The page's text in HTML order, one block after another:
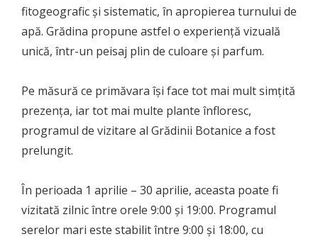
fitogeografic și sistematic, în apropierea turnului de
apă. Grădina propune astfel o experiență vizuală
unică, într-un peisaj plin de culoare și parfum.
Pe măsură ce primăvara își face tot mai mult simțită
prezența, iar tot mai multe plante înfloresc,
programul de vizitare al Grădinii Botanice a fost
prelungit.
În perioada 1 aprilie – 30 aprilie, aceasta poate fi
vizitată zilnic între orele 9:00 și 19:00. Programul
serelor mari este stabilit între 9:00 și 18:00, cu